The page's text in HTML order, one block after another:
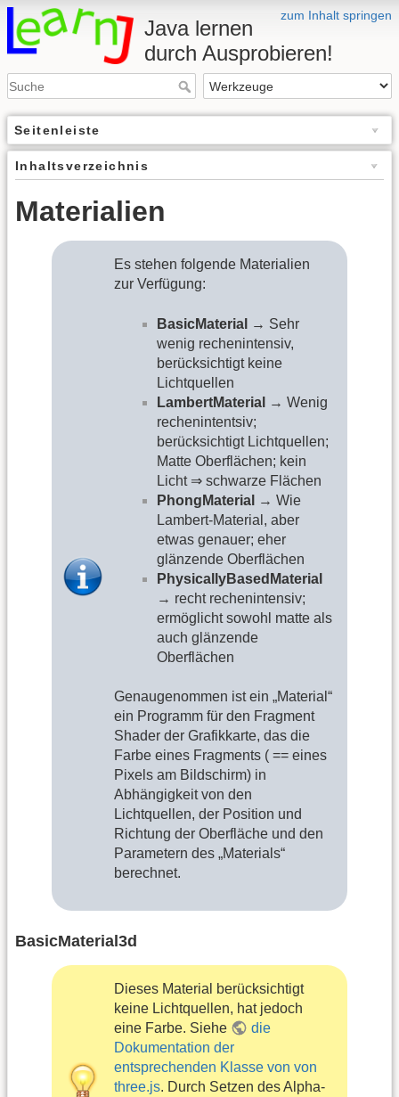
zum Inhalt springen
Java lernen
durch Ausprobieren!
Seitenleiste
Inhaltsverzeichnis
Materialien
Es stehen folgende Materialien
zur Verfügung:
BasicMaterial
→ Sehr
wenig rechenintensiv,
berücksichtigt keine
Lichtquellen
LambertMaterial
→ Wenig
rechenintentsiv;
berücksichtigt Lichtquellen;
Matte Oberflächen; kein
Licht ⇒ schwarze Flächen
PhongMaterial
→ Wie
Lambert-Material, aber
etwas genauer; eher
glänzende Oberflächen
PhysicallyBasedMaterial
→ recht rechenintensiv;
ermöglicht sowohl matte als
auch glänzende
Oberflächen
Genaugenommen ist ein „Material“
ein Programm für den Fragment
Shader der Grafikkarte, das die
Farbe eines Fragments ( == eines
Pixels am Bildschirm) in
Abhängigkeit von den
Lichtquellen, der Position und
Richtung der Oberfläche und den
Parametern des „Materials“
berechnet.
BasicMaterial3d
Dieses Material berücksichtigt
keine Lichtquellen, hat jedoch
eine Farbe. Siehe
die
Dokumentation der
entsprechenden Klasse von von
three.js. Durch Setzen des Alpha-